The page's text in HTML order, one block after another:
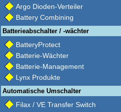
Argo Dioden-Verteiler
Battery Combining
Batterieabschalter / -wächter
BatteryProtect
Batterie-Wächter
Batterie-Management
Lynx Produkte
Automatische Umschalter
Filax / VE Transfer Switch